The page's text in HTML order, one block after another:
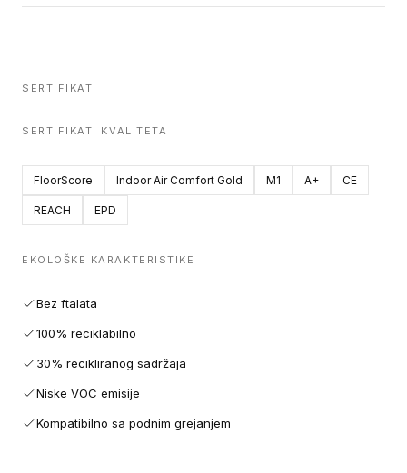
SERTIFIKATI
SERTIFIKATI KVALITETA
FloorScore Indoor Air Comfort Gold M1 A+ CE
REACH EPD
EKOLOŠKE KARAKTERISTIKE
Bez ftalata
100% reciklabilno
30% recikliranog sadržaja
Niske VOC emisije
Kompatibilno sa podnim grejanjem